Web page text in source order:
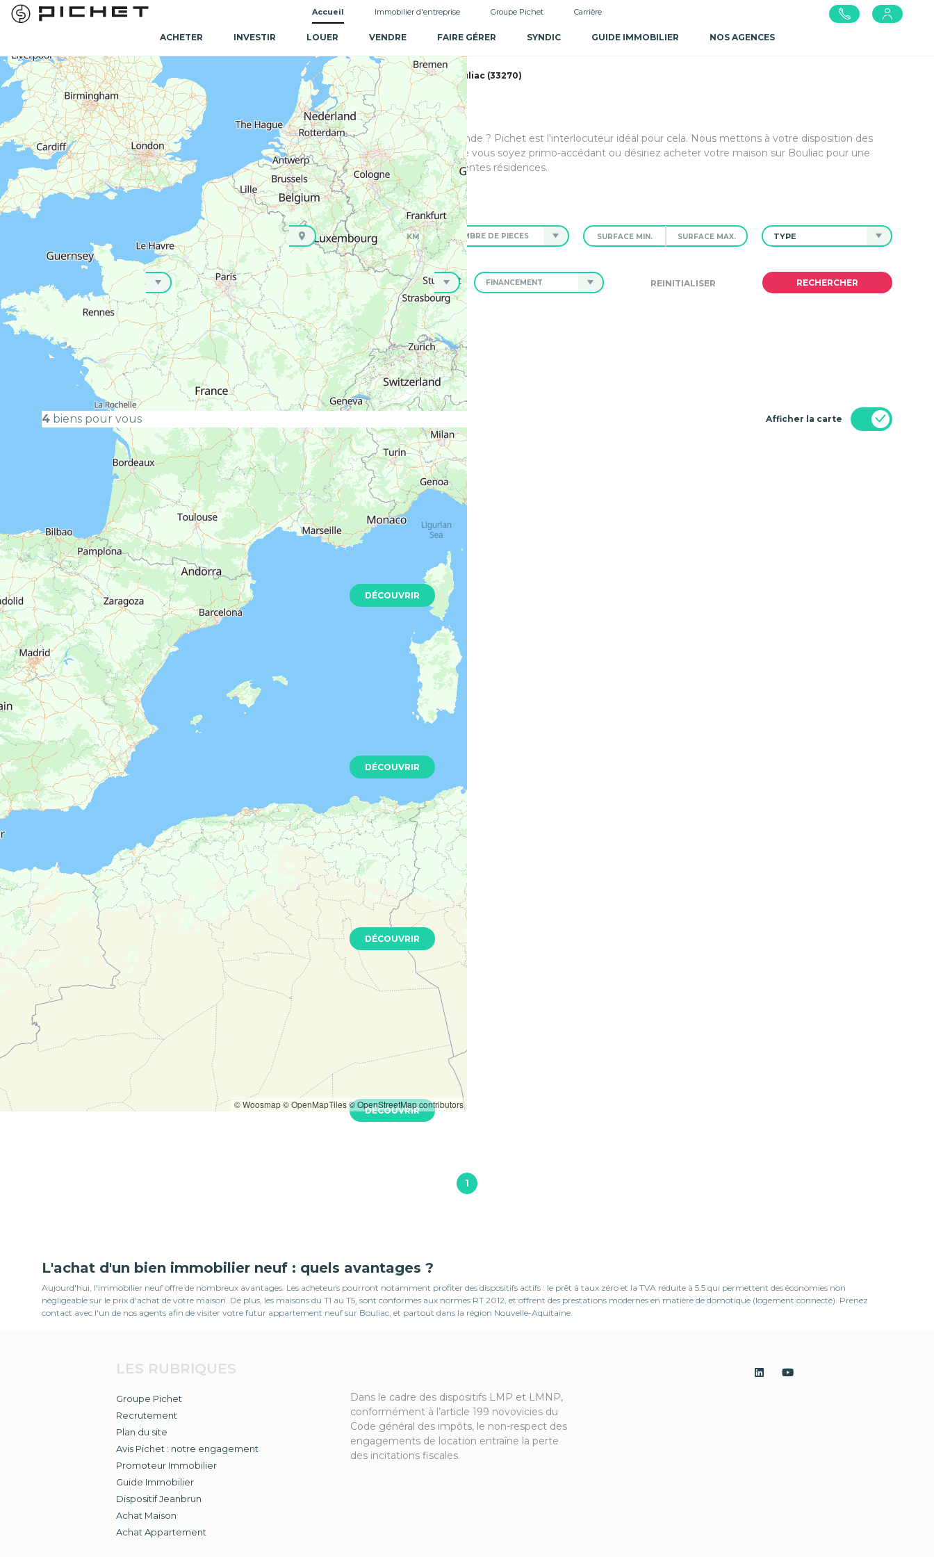
Accueil Immobilier d'entreprise Groupe Pichet Carrière
ACHETER INVESTIR LOUER VENDRE FAIRE GÉRER SYNDIC GUIDE IMMOBILIER NOS AGENCES
Accueil Achat Maison Achat Maison Nouvelle-Aquitaine Achat Maison Gironde Achat Maison Bouliac (33270)
Achat maison Bouliac (33270)
Vous souhaitez faire l'acquisition de votre maison sur Bouliac, dans le département Gironde ? Pichet est l'interlocuteur idéal pour cela. Nous mettons à votre disposition des
programmes neufs au sein de votre commune, idéaux pour votre achat immobilier. Que vous soyez primo-accédant ou désiriez acheter votre maison sur Bouliac pour une
mise en location, vous trouverez un bien correspondant à vos attentes parmi nos différentes résidences.
KM NOMBRE DE PIÈCES TYPE
PRESTATIONS NEUF, ANCIEN FINANCEMENT
Maison
4 biens pour vous Afficher la carte
DÉCOUVRIR
Maison 4 pièces 90 m²
CENAC - 33360
Typologie
T4
DÉCOUVRIR
Ancien
DÉCOUVRIR
Maison 3 pièces 63 m²
ARTIGUES PRES BORDEAUX - 33370
Ancien
Typologie
T3
219 000 €
DÉCOUVRIR
Maison 4 pièces 74 m²
FLOIRAC - 33270
Ancien
Typologie
T4
299 900 €
© Woosmap© OpenMapTiles© OpenStreetMap contributors
1
L'achat d'un bien immobilier neuf : quels avantages ?
Aujourd'hui, l'immobilier neuf offre de nombreux avantages. Les acheteurs pourront notamment profiter des dispositifs actifs : le prêt à taux zéro et la TVA réduite à 5.5 qui permettent des économies non
négligeable sur le prix d'achat de votre maison. De plus, les maisons du T1 au T5, sont conformes aux normes RT 2012, et offrent des prestations modernes en matière de domotique (logement connecté). Prenez
contact avec l'un de nos agents afin de visiter votre futur appartement neuf sur Bouliac, et partout dans la région Nouvelle-Aquitaine.
LES RUBRIQUES
Groupe Pichet
Recrutement
Plan du site
Avis Pichet : notre engagement
Promoteur Immobilier
Guide Immobilier
Dispositif Jeanbrun
Achat Maison
Achat Appartement
Dans le cadre des dispositifs LMP et LMNP,
conformément à l’article 199 novovicies du
Code général des impôts, le non-respect des
engagements de location entraîne la perte
des incitations fiscales.